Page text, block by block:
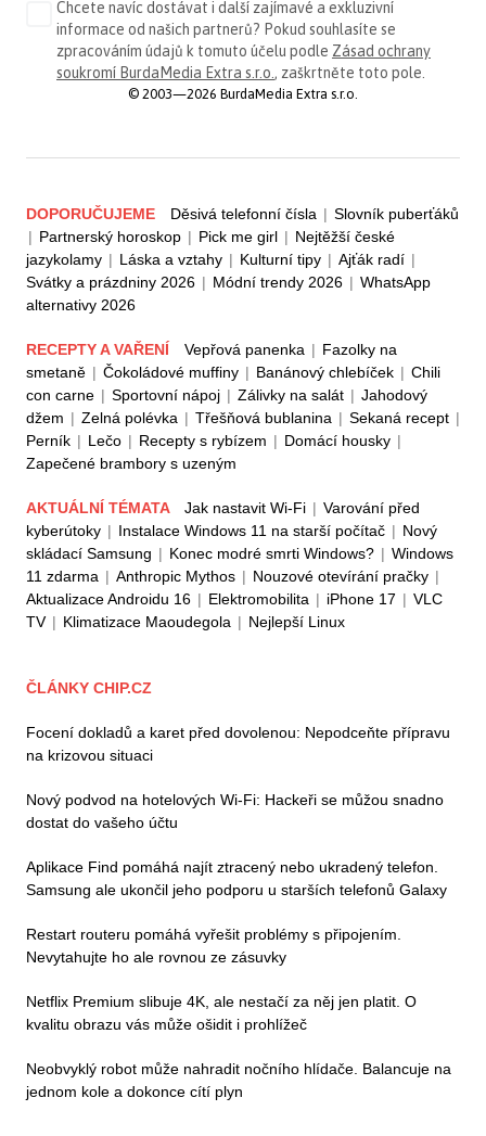
Chcete navíc dostávat i další zajímavé a exkluzivní
informace od našich partnerů? Pokud souhlasíte se
zpracováním údajů k tomuto účelu podle Zásad ochrany
soukromí BurdaMedia Extra s.r.o., zaškrtněte toto pole.
© 2003—2026 BurdaMedia Extra s.r.o.
DOPORUČUJEME Děsivá telefonní čísla | Slovník puberťáků
| Partnerský horoskop | Pick me girl | Nejtěžší české
jazykolamy | Láska a vztahy | Kulturní tipy | Ajťák radí |
Svátky a prázdniny 2026 | Módní trendy 2026 | WhatsApp
alternativy 2026
RECEPTY A VAŘENÍ Vepřová panenka | Fazolky na
smetaně | Čokoládové muffiny | Banánový chlebíček | Chili
con carne | Sportovní nápoj | Zálivky na salát | Jahodový
džem | Zelná polévka | Třešňová bublanina | Sekaná recept |
Perník | Lečo | Recepty s rybízem | Domácí housky |
Zapečené brambory s uzeným
AKTUÁLNÍ TÉMATA Jak nastavit Wi-Fi | Varování před
kyberútoky | Instalace Windows 11 na starší počítač | Nový
skládací Samsung | Konec modré smrti Windows? | Windows
11 zdarma | Anthropic Mythos | Nouzové otevírání pračky |
Aktualizace Androidu 16 | Elektromobilita | iPhone 17 | VLC
TV | Klimatizace Maoudegola | Nejlepší Linux
ČLÁNKY CHIP.CZ
Focení dokladů a karet před dovolenou: Nepodceňte přípravu
na krizovou situaci
Nový podvod na hotelových Wi-Fi: Hackeři se můžou snadno
dostat do vašeho účtu
Aplikace Find pomáhá najít ztracený nebo ukradený telefon.
Samsung ale ukončil jeho podporu u starších telefonů Galaxy
Restart routeru pomáhá vyřešit problémy s připojením.
Nevytahujte ho ale rovnou ze zásuvky
Netflix Premium slibuje 4K, ale nestačí za něj jen platit. O
kvalitu obrazu vás může ošidit i prohlížeč
Neobvyklý robot může nahradit nočního hlídače. Balancuje na
jednom kole a dokonce cítí plyn